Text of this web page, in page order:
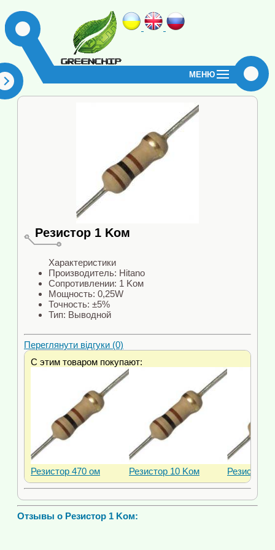
МЕНЮ
Резистор 1 Kом
Характеристики
Производитель: Hitano
Сопротивлении: 1 Kом
Мощность: 0,25W
Точность: ±5%
Тип: Выводной
Переглянути відгуки (0)
С этим товаром покупают:
Резистор 470 ом Резистор 10 Kом Резистор
Отзывы о Резистор 1 Kом: